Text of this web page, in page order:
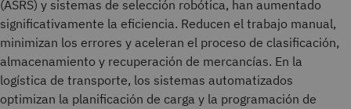
(ASRS) y sistemas de selección robótica, han aumentado
significativamente la eficiencia. Reducen el trabajo manual,
minimizan los errores y aceleran el proceso de clasificación,
almacenamiento y recuperación de mercancías. En la
logística de transporte, los sistemas automatizados
optimizan la planificación de carga y la programación de